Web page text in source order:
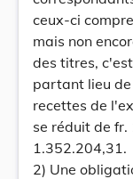
ceux-ci
mais non
des titres,
partant lieu
recettes de
se réduit de
1.352.204,31.
2) Une